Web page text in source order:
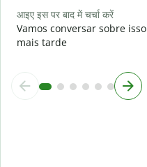
आइए इस पर बाद में चर्चा करें
Vamos conversar sobre isso
mais tarde